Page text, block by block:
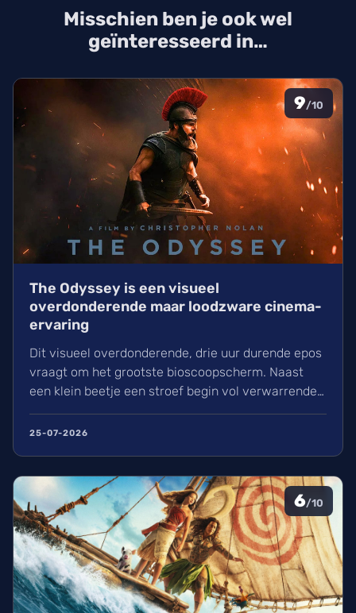
Thursday Murder Club.
Misschien ben je ook wel
geïnteresseerd in…
9/10
The Odyssey is een visueel
overdonderende maar loodzware cinema-
ervaring
Dit visueel overdonderende, drie uur durende epos
vraagt om het grootste bioscoopscherm. Naast
een klein beetje een stroef begin vol verwarrende
film in een indrukwekkend epos vol praktische
25-07-2026
6/10